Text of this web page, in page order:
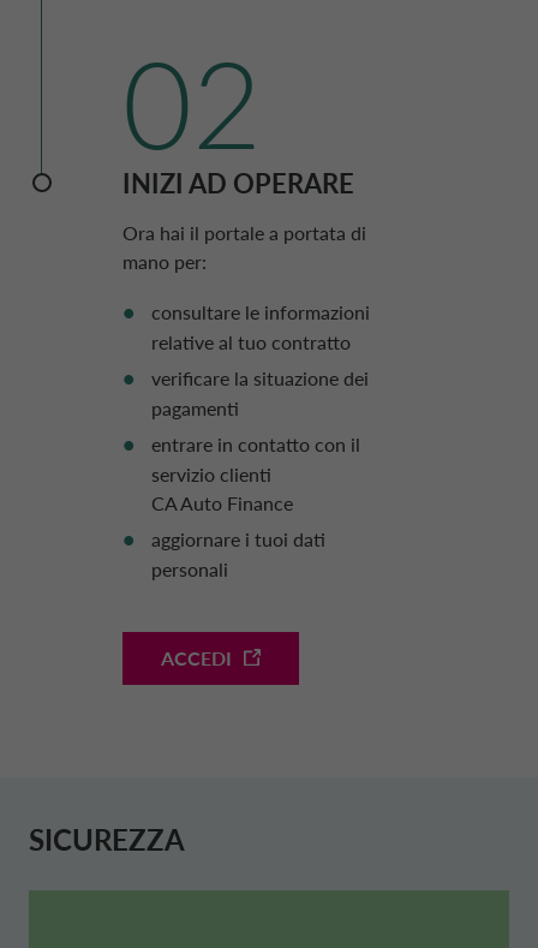
VISUALIZZA L’ESTRATTO CONTO
Visualizza e scarica
l’estratto conto.
VISUALIZZA IL LISTINO DELLE
Scarica il tuo listino delle rate,
tutti i documenti relativi al tuo contratto.
02
INIZI AD OPERARE
Ora hai il portale a portata di
mano per:
consultare le informazioni
relative al tuo contratto
verificare la situazione dei
pagamenti
entrare in contatto con il
servizio clienti
CA Auto Finance
aggiornare i tuoi dati
personali
ACCEDI
SICUREZZA